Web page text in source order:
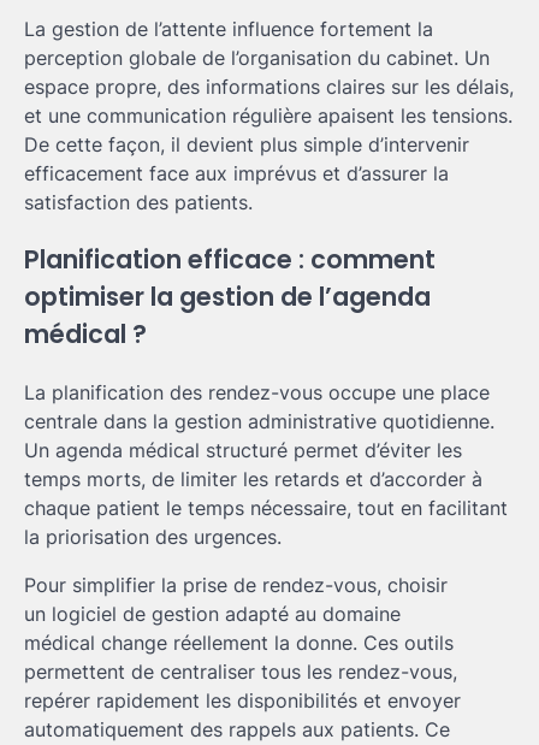
La gestion de l’attente influence fortement la
perception globale de l’organisation du cabinet. Un
espace propre, des informations claires sur les délais,
et une communication régulière apaisent les tensions.
De cette façon, il devient plus simple d’intervenir
efficacement face aux imprévus et d’assurer la
satisfaction des patients.
Planification efficace : comment
optimiser la gestion de l’agenda
médical ?
La planification des rendez-vous occupe une place
centrale dans la gestion administrative quotidienne.
Un agenda médical structuré permet d’éviter les
temps morts, de limiter les retards et d’accorder à
chaque patient le temps nécessaire, tout en facilitant
la priorisation des urgences.
Pour simplifier la prise de rendez-vous, choisir
un logiciel de gestion adapté au domaine
médical change réellement la donne. Ces outils
permettent de centraliser tous les rendez-vous,
repérer rapidement les disponibilités et envoyer
automatiquement des rappels aux patients. Ce